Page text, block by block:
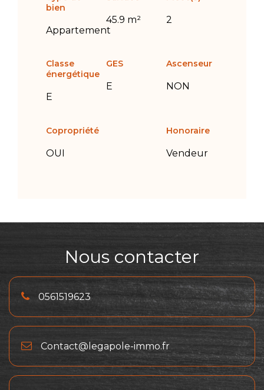
bien
Appartement
45.9 m² 2
Classe
énergétique
E
GES
E
Ascenseur
NON
Copropriété
OUI
Honoraire
Vendeur
Nous contacter
0561519623
Contact@legapole-immo.fr